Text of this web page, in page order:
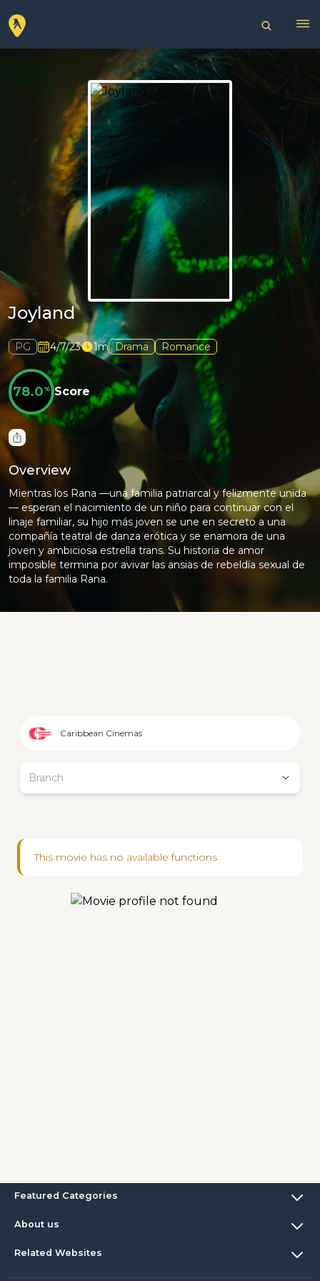
Joyland
PG 4/7/23 1m Drama Romance
78.0% Score
Overview
Mientras los Rana —una familia patriarcal y felizmente unida
— esperan el nacimiento de un niño para continuar con el
linaje familiar, su hijo más joven se une en secreto a una
compañía teatral de danza erótica y se enamora de una
joven y ambiciosa estrella trans. Su historia de amor
imposible termina por avivar las ansias de rebeldía sexual de
toda la familia Rana.
Caribbean Cinemas
Branch
This movie has no available functions
Featured Categories
About us
Related Websites